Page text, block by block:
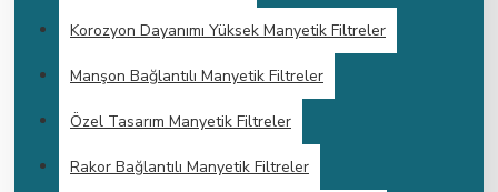
Korozyon Dayanımı Yüksek Manyetik Filtreler
Manşon Bağlantılı Manyetik Filtreler
Özel Tasarım Manyetik Filtreler
Rakor Bağlantılı Manyetik Filtreler